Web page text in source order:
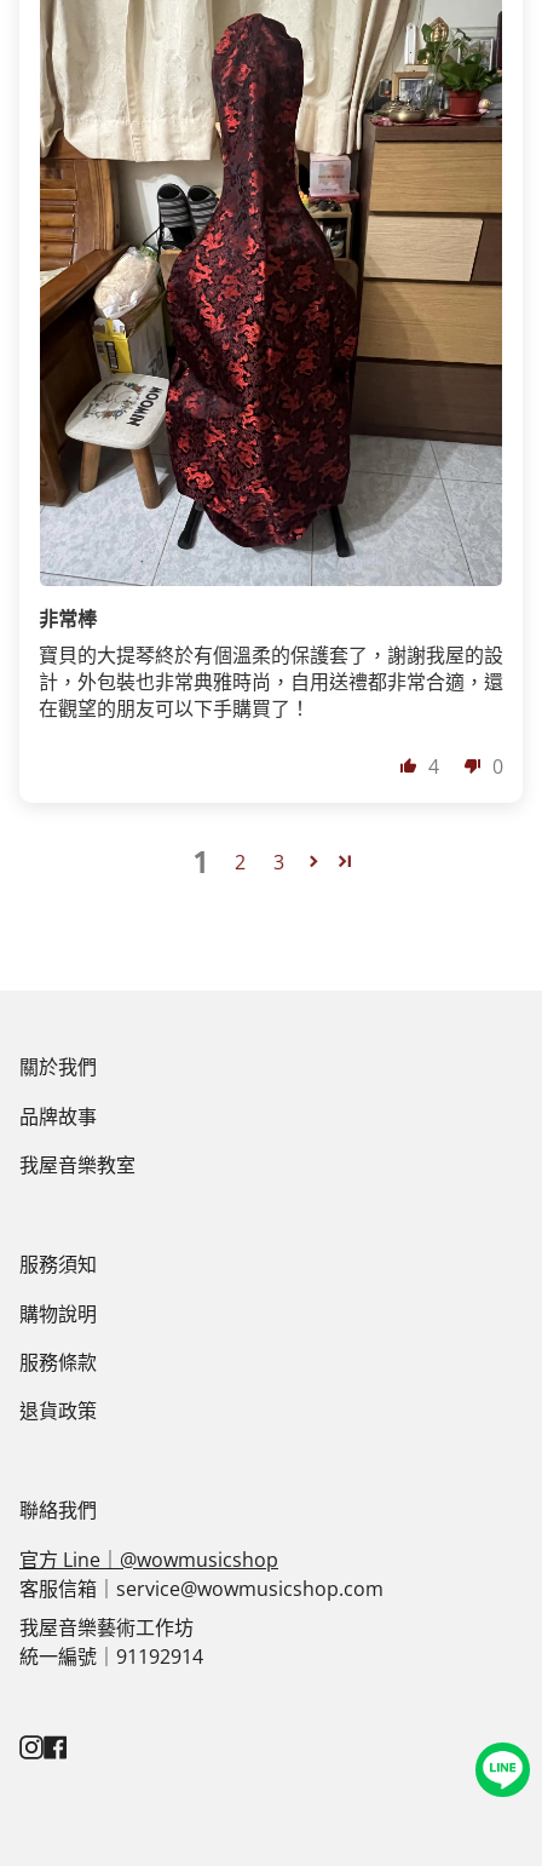
非常棒
寶貝的大提琴終於有個溫柔的保護套了，謝謝我屋的設
計，外包裝也非常典雅時尚，自用送禮都非常合適，還
在觀望的朋友可以下手購買了！
4 0
1 2 3
關於我們
品牌故事
我屋音樂教室
服務須知
購物說明
服務條款
退貨政策
聯絡我們
官方 Line｜@wowmusicshop
客服信箱｜service@wowmusicshop.com
我屋音樂藝術工作坊
統一編號｜91192914
Instagram